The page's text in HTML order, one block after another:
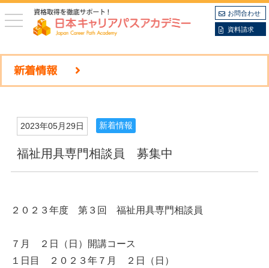
toggle
navigation
お問合わせ
資料請求
新着情報
2023年05月29日 新着情報
福祉用具専門相談員 募集中
２０２３年度 第３回 福祉用具専門相談員
７月 ２日（日）開講コース
１日目 ２０２３年７月 ２日（日）